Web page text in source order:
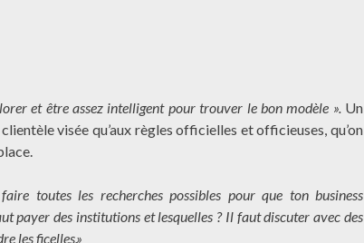
et être assez intelligent pour trouver le bon modèle ». Un
visée qu’aux règles officielles et officieuses, qu’on
toutes les recherches possibles pour que ton business
payer des institutions et lesquelles ? Il faut discuter avec des
les ficelles.»